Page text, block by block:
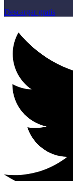
Descargar gratis